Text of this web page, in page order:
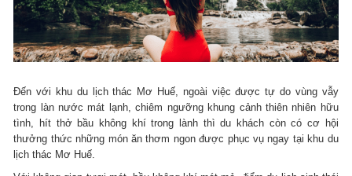
Đến với khu du lịch thác Mơ Huế, ngoài việc được tự do vùng vẫy
trong làn nước mát lạnh, chiêm ngưỡng khung cảnh thiên nhiên hữu
tình, hít thở bầu không khí trong lành thì du khách còn có cơ hội
thưởng thức những món ăn thơm ngon được phục vụ ngay tại khu du
lịch thác Mơ Huế.